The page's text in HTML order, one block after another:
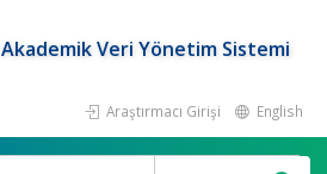
Akademik Veri Yönetim Sistemi
Araştırmacı Girişi English